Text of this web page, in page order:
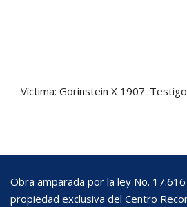
Víctima: Gorinstein X 1907.
Obra amparada por la ley No.
propiedad exclusiva del Centro